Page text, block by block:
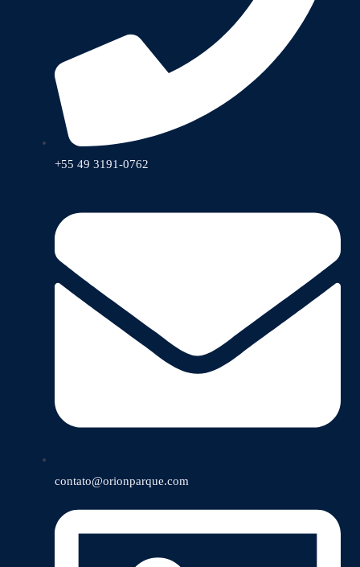
+55 49 3191-0762
contato@orionparque.com